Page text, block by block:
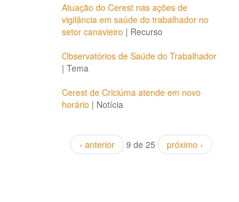
Atuação do Cerest nas ações de
vigilância em saúde do trabalhador no
setor canavieiro | Recurso
Observatórios de Saúde do Trabalhador
| Tema
Cerest de Criciúma atende em novo
horário | Notícia
‹ anterior 9 de 25 próximo ›